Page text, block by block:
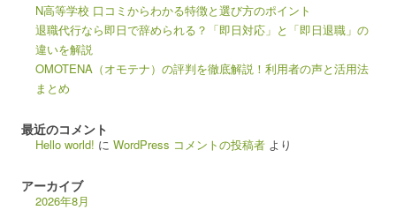
N高等学校 口コミからわかる特徴と選び方のポイント
退職代行なら即日で辞められる？「即日対応」と「即日退職」の
違いを解説
OMOTENA（オモテナ）の評判を徹底解説！利用者の声と活用法
まとめ
最近のコメント
Hello world! に WordPress コメントの投稿者 より
アーカイブ
2026年8月